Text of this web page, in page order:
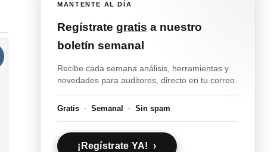
MANTENTE AL DÍA
Regístrategratis a nuestro
boletín semanal
Recibe cada semana análisis, herramientas y
novedades para auditores, directo en tu correo.
Gratis · Semanal · Sin spam
¡Regístrate YA! ›